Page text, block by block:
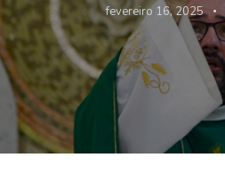
fevereiro 16, 2025